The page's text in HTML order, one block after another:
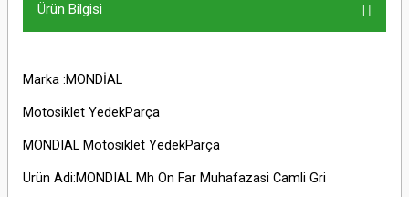
Ürün Bilgisi
Marka :MONDİAL
Motosiklet YedekParça
MONDIAL Motosiklet YedekParça
Ürün Adi:MONDIAL Mh Ön Far Muhafazasi Camli Gri